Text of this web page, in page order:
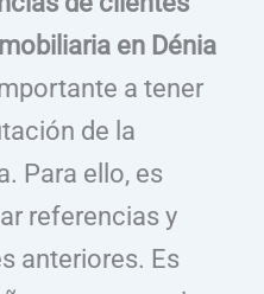
en Dénia
a tener
de la
Para ello, es
referencias y
anteriores. Es